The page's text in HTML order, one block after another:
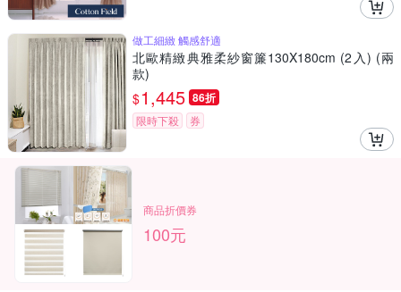
做工細緻 觸感舒適
北歐精緻典雅柔紗窗簾130X180cm (2入) (兩
款)
$1,445 86折
限時下殺 券
商品折價券
100元